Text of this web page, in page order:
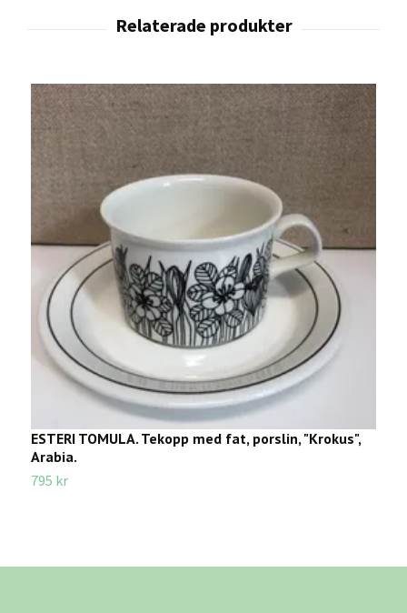
ESTERI TOMULA. Tekopp med fat, porslin, "Krokus",
Arabia.
795 kr